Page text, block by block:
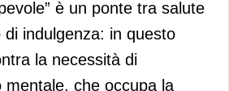
è un ponte tra salute
indulgenza: in questo
la necessità di
mentale, che occupa la